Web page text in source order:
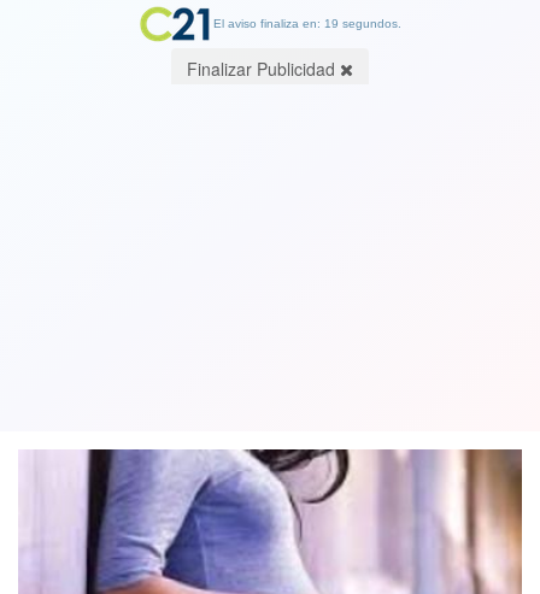
El aviso finaliza en: 19 segundos.
Finalizar Publicidad